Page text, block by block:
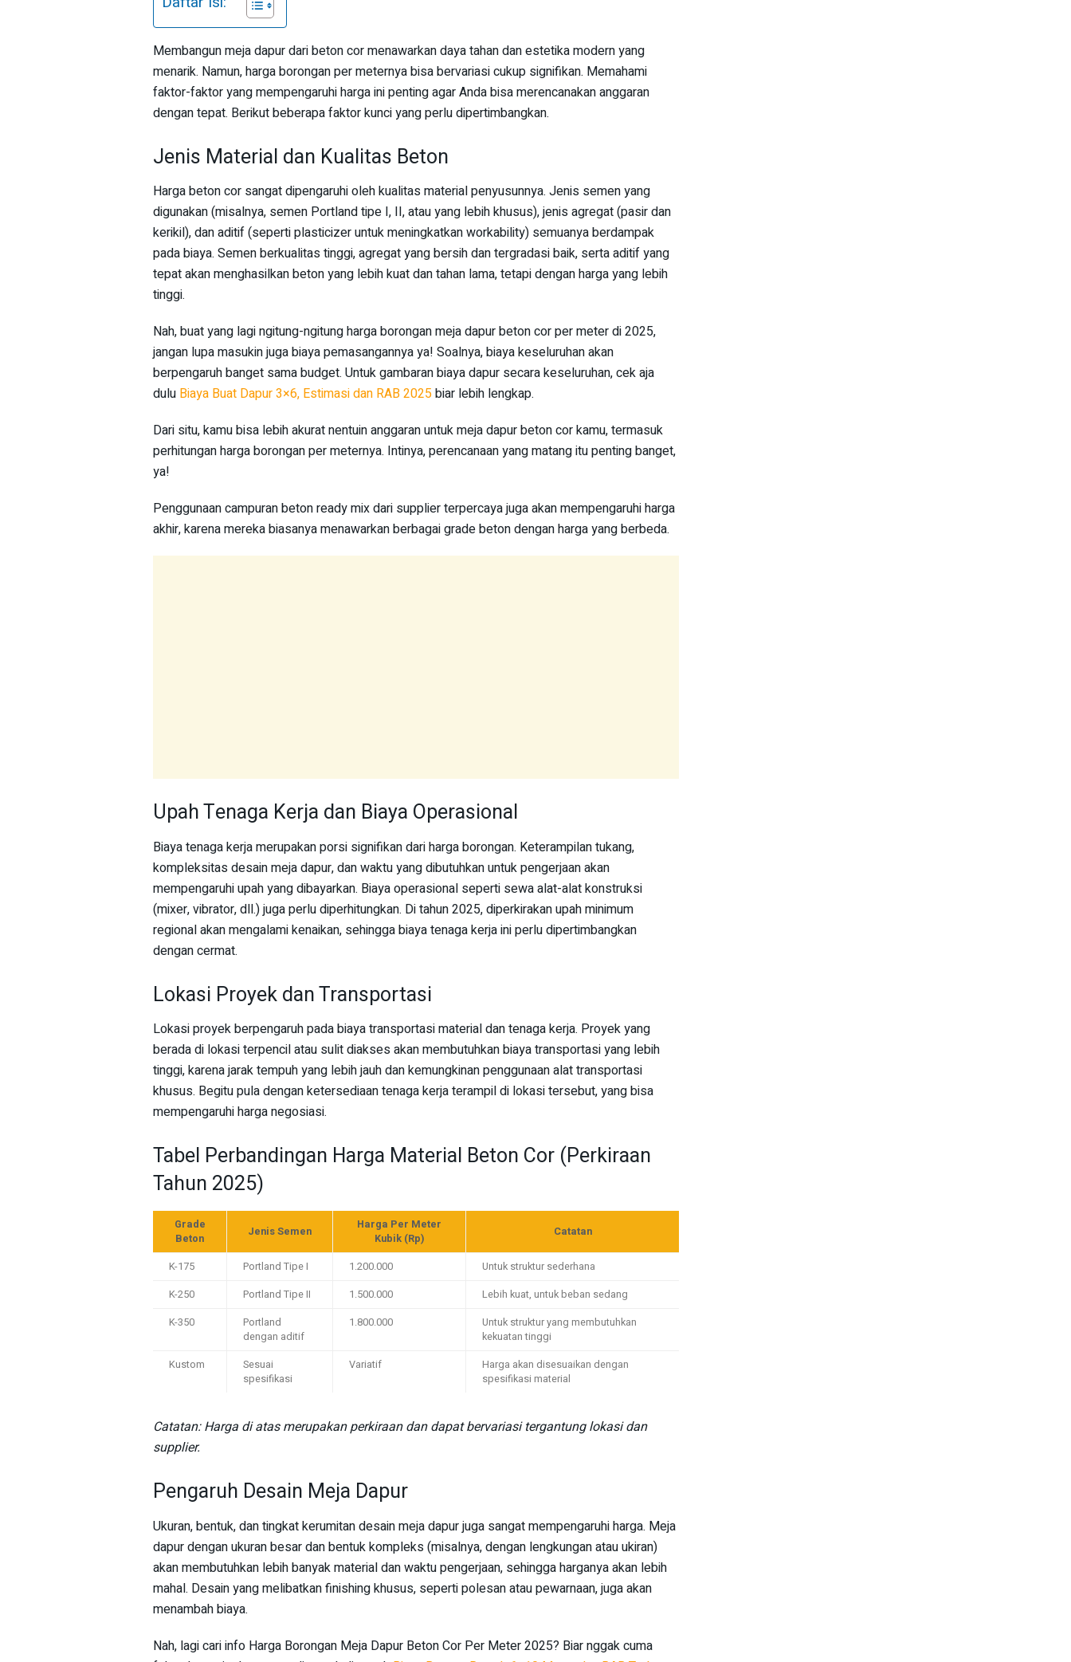
Membangun meja dapur dari beton cor menawarkan daya tahan dan estetika modern yang
menarik. Namun, harga borongan per meternya bisa bervariasi cukup signifikan. Memahami
faktor-faktor yang mempengaruhi harga ini penting agar Anda bisa merencanakan anggaran
dengan tepat. Berikut beberapa faktor kunci yang perlu dipertimbangkan.
Jenis Material dan Kualitas Beton
Harga beton cor sangat dipengaruhi oleh kualitas material penyusunnya. Jenis semen yang
digunakan (misalnya, semen Portland tipe I, II, atau yang lebih khusus), jenis agregat (pasir dan
kerikil), dan aditif (seperti plasticizer untuk meningkatkan workability) semuanya berdampak
pada biaya. Semen berkualitas tinggi, agregat yang bersih dan tergradasi baik, serta aditif yang
tepat akan menghasilkan beton yang lebih kuat dan tahan lama, tetapi dengan harga yang lebih
tinggi.
Nah, buat yang lagi ngitung-ngitung harga borongan meja dapur beton cor per meter di 2025,
jangan lupa masukin juga biaya pemasangannya ya! Soalnya, biaya keseluruhan akan
berpengaruh banget sama budget. Untuk gambaran biaya dapur secara keseluruhan, cek aja
dulu Biaya Buat Dapur 3×6, Estimasi dan RAB 2025biar lebih lengkap.
Dari situ, kamu bisa lebih akurat nentuin anggaran untuk meja dapur beton cor kamu, termasuk
perhitungan harga borongan per meternya. Intinya, perencanaan yang matang itu penting banget,
ya!
Penggunaan campuran beton ready mix dari supplier terpercaya juga akan mempengaruhi harga
akhir, karena mereka biasanya menawarkan berbagai grade beton dengan harga yang berbeda.
Upah Tenaga Kerja dan Biaya Operasional
Biaya tenaga kerja merupakan porsi signifikan dari harga borongan. Keterampilan tukang,
kompleksitas desain meja dapur, dan waktu yang dibutuhkan untuk pengerjaan akan
mempengaruhi upah yang dibayarkan. Biaya operasional seperti sewa alat-alat konstruksi
(mixer, vibrator, dll.) juga perlu diperhitungkan. Di tahun 2025, diperkirakan upah minimum
regional akan mengalami kenaikan, sehingga biaya tenaga kerja ini perlu dipertimbangkan
dengan cermat.
Lokasi Proyek dan Transportasi
Lokasi proyek berpengaruh pada biaya transportasi material dan tenaga kerja. Proyek yang
berada di lokasi terpencil atau sulit diakses akan membutuhkan biaya transportasi yang lebih
tinggi, karena jarak tempuh yang lebih jauh dan kemungkinan penggunaan alat transportasi
khusus. Begitu pula dengan ketersediaan tenaga kerja terampil di lokasi tersebut, yang bisa
mempengaruhi harga negosiasi.
Tabel Perbandingan Harga Material Beton Cor (Perkiraan
Tahun 2025)
Grade
Beton
Jenis Semen
Harga Per Meter
Kubik (Rp)
Catatan
K-175 Portland Tipe I 1.200.000
Untuk struktur sederhana
K-250
Portland Tipe II 1.500.000
Lebih kuat, untuk beban sedang
K-350
Portland
dengan aditif
1.800.000
Untuk struktur yang membutuhkan
kekuatan tinggi
Kustom
Sesuai
spesifikasi
Variatif
Harga akan disesuaikan dengan
spesifikasi material
Catatan: Harga di atas merupakan perkiraan dan dapat bervariasi tergantung lokasi dan
supplier.
Pengaruh Desain Meja Dapur
Ukuran, bentuk, dan tingkat kerumitan desain meja dapur juga sangat mempengaruhi harga. Meja
dapur dengan ukuran besar dan bentuk kompleks (misalnya, dengan lengkungan atau ukiran)
akan membutuhkan lebih banyak material dan waktu pengerjaan, sehingga harganya akan lebih
mahal. Desain yang melibatkan finishing khusus, seperti polesan atau pewarnaan, juga akan
menambah biaya.
Nah, lagi cari info Harga Borongan Meja Dapur Beton Cor Per Meter 2025? Biar nggak cuma